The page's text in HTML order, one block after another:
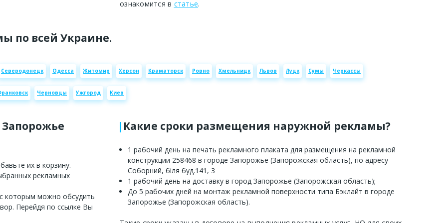
ознакомится в статье.
по всей Украине.
Северодонецк Одесса Житомир Херсон Краматорск Ровно Хмельницк Львов Луцк Сумы Черкассы
Черновцы Ужгород Киев
Запорожье
их в корзину.
рекламных
которым можно обсудить
Перейдя по ссылке Вы
Какие сроки размещения наружной рекламы?
1 рабочий день на печать рекламного плаката для размещения на рекламной
конструкции 258468 в городе Запорожье (Запорожская область), по адресу
Соборний, біля буд.141, 3
1 рабочий день на доставку в город Запорожье (Запорожская область);
До 5 рабочих дней на монтаж рекламной поверхности типа Бэклайт в городе
Запорожье (Запорожская область).